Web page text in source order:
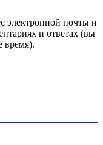
электронной почты и
и ответах (вы
время).